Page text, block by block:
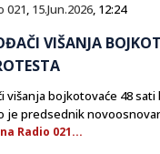
021, 15.Jun.2026, 12:24
VIŠANJA
višanja bojkotovaće 48
je predsednik
Radio 021...